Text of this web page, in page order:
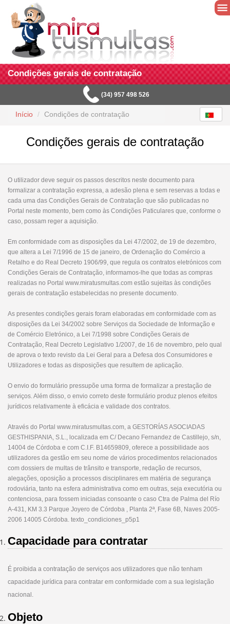
Condições gerais de contratação
(34) 957 498 526
Início Condições de contratação
Condições gerais de contratação
O utilizador deve seguir os passos descritos neste documento para
formalizar a contratação expressa, a adesão plena e sem reservas a todas e
cada uma das Condições Gerais de Contratação que são publicadas no
Portal neste momento, bem como às Condições Paticulares que, conforme o
caso, possam reger a aquisição.
Em conformidade com as disposições da Lei 47/2002, de 19 de dezembro,
que altera a Lei 7/1996 de 15 de janeiro, de Ordenação do Comércio a
Retalho e do Real Decreto 1906/99, que regula os contratos eletrónicos com
Condições Gerais de Contratação, informamos-lhe que todas as compras
realizadas no Portal www.miratusmultas.com estão sujeitas às condições
gerais de contratação estabelecidas no presente documento.
As presentes condições gerais foram elaboradas em conformidade com as
disposições da Lei 34/2002 sobre Serviços da Sociedade de Informação e
de Comércio Eletrónico, a Lei 7/1998 sobre Condições Gerais de
Contratação, Real Decreto Legislativo 1/2007, de 16 de novembro, pelo qual
de aprova o texto revisto da Lei Geral para a Defesa dos Consumidores e
Utilizadores e todas as disposições que resultem de aplicação.
O envio do formulário pressupõe uma forma de formalizar a prestação de
serviços. Além disso, o envio correto deste formulário produz plenos efeitos
jurídicos relativamente à eficácia e validade dos contratos.
Através do Portal www.miratusmultas.com, a GESTORÍAS ASOCIADAS
GESTHISPANIA, S.L., localizada em C/ Decano Fernandez de Castillejo, s/n,
14004 de Córdoba e com C.I.F. B14659809, oferece a possibilidade aos
utilizadores da gestão em seu nome de vários procedimentos relacionados
com dossiers de multas de trânsito e transporte, redação de recursos,
alegações, oposição a processos disciplinares em matéria de segurança
rodoviária, tanto na esfera administrativa como em outras, seja executória ou
contenciosa, para fossem iniciadas consoante o caso Ctra de Palma del Río
A-431, KM 3.3 Parque Joyero de Córdoba , Planta 2ª, Fase 6B, Naves 2005-
2006 14005 Córdoba. texto_condiciones_p5p1
Capacidade para contratar
É proibida a contratação de serviços aos utilizadores que não tenham
capacidade jurídica para contratar em conformidade com a sua legislação
nacional.
Objeto